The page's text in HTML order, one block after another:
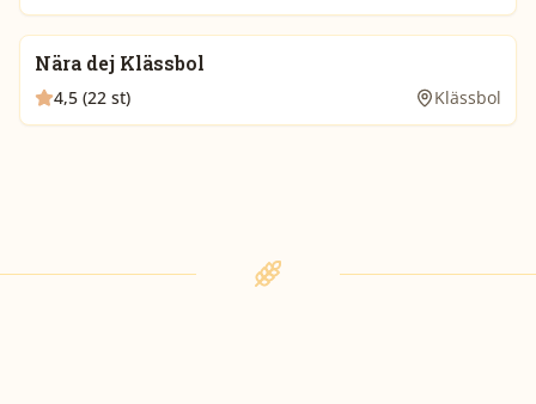
Nära dej Klässbol
4,5 (22 st) Klässbol